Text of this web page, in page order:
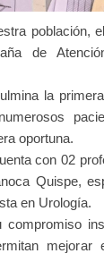
población,
de
la
oportuna.
con 02
Quispe,
en Urología.
mejorar